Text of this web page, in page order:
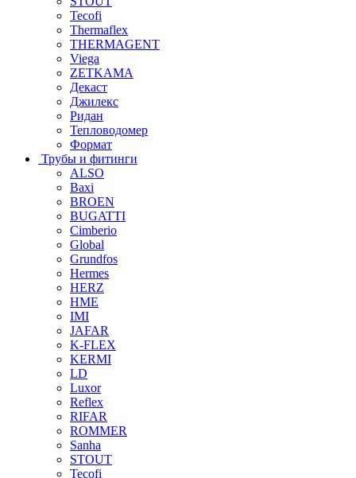
Tecofi
Thermaflex
THERMAGENT
Viega
ZETKAMA
Декаст
Джилекс
Ридан
Тепловодомер
Формат
Трубы и фитинги
ALSO
Baxi
BROEN
BUGATTI
Cimberio
Global
Grundfos
Hermes
HERZ
HME
IMI
JAFAR
K-FLEX
KERMI
LD
Luxor
Reflex
RIFAR
ROMMER
Sanha
STOUT
Tecofi